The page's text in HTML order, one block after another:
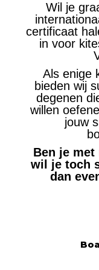
Wil je
certificaat
in voor
Als enige
bieden wij
degenen
willen
jouw
Ben je met
wil je toch
dan